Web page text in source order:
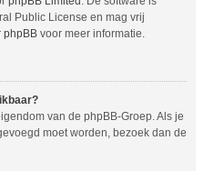
Public License en mag vrij
phpBB voor meer informatie.
van de phpBB-Groep. Als je
moet worden, bezoek dan de